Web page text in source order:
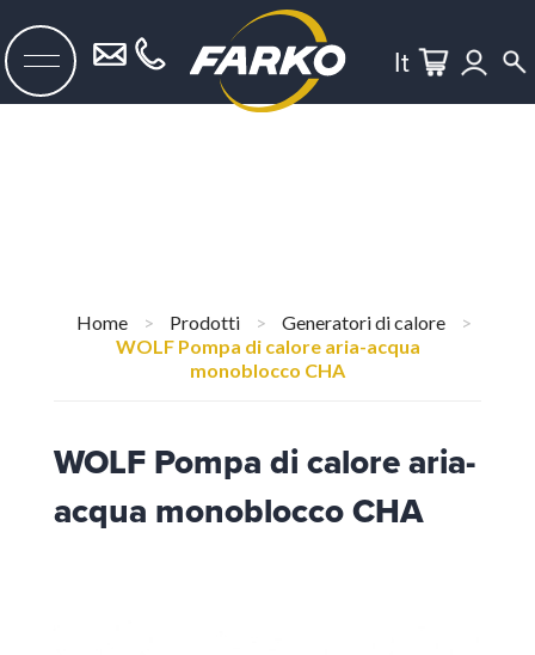
It
Home > Prodotti > Generatori di calore
>
WOLF Pompa di calore aria-acqua
monoblocco CHA
WOLF Pompa di calore aria-
acqua monoblocco CHA